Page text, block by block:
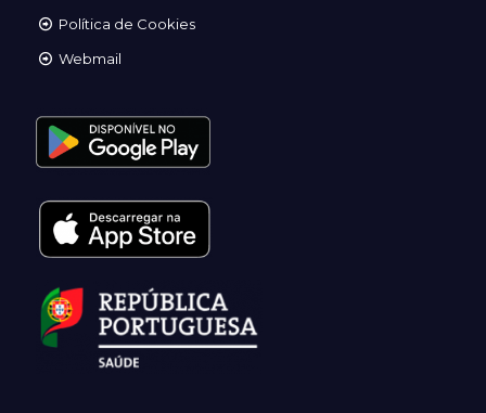
Política de Cookies
Webmail